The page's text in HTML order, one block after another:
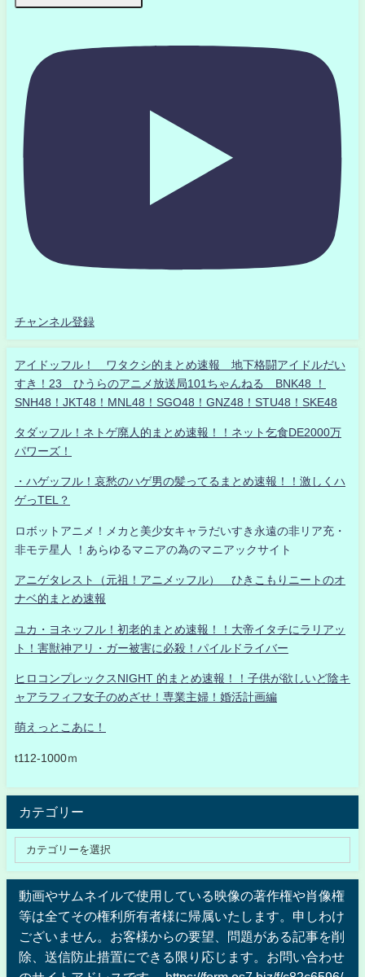
チャンネル登録
アイドッフル！ ワタクシ的まとめ速報 地下格闘アイドルだい
すき！23 ひうらのアニメ放送局101ちゃんねる BNK48 ！
SNH48！JKT48！MNL48！SGO48！GNZ48！STU48！SKE48
タダッフル！ネトゲ廃人的まとめ速報！！ネット乞食DE2000万
パワーズ！
・ハゲッフル！哀愁のハゲ男の髪ってるまとめ速報！！激しくハ
ゲっTEL？
ロボットアニメ！メカと美少女キャラだいすき永遠の非リア充・
非モテ星人 ！あらゆるマニアの為のマニアックサイト
アニゲタレスト（元祖！アニメッフル） ひきこもりニートのオ
ナベ的まとめ速報
ユカ・ヨネッフル！初老的まとめ速報！！大帝イタチにラリアッ
ト！害獣神アリ・ガー被害に必殺！パイルドライバー
ヒロコンプレックスNIGHT 的まとめ速報！！子供が欲しいど陰キ
ャアラフィフ女子のめざせ！専業主婦！婚活計画編
萌えっとこあに！
t112-1000ｍ
カテゴリー
動画やサムネイルで使用している映像の著作権や肖像権
等は全てその権利所有者様に帰属いたします。申しわけ
ございません。お客様からの要望、問題がある記事を削
除、送信防止措置にできる限り応じます。お問い合わせ